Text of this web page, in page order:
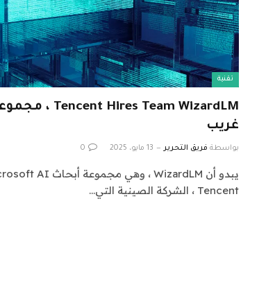
تقنية
غريب
بواسطة فريق التحرير 13 مايو، 2025 0
Tencent ، الشركة الصينية التي…